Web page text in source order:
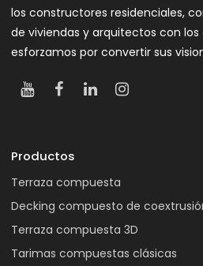
los constructores residenciales,
de viviendas y arquitectos con los
esforzamos por convertir sus
Productos
Terraza compuesta
Decking compuesto de
Terraza compuesta 3D
Tarimas compuestas clásicas